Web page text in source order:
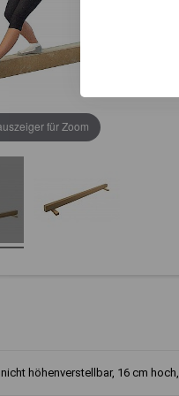
für Zoom
höhenverstellbar, 16 cm